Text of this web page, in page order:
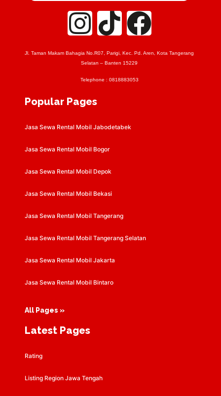
Jl. Taman Makam Bahagia No.R07, Parigi, Kec. Pd. Aren, Kota Tangerang
Selatan – Banten 15229
Telephone : 0818883053
Popular Pages
Jasa Sewa Rental Mobil Jabodetabek
Jasa Sewa Rental Mobil Bogor
Jasa Sewa Rental Mobil Depok
Jasa Sewa Rental Mobil Bekasi
Jasa Sewa Rental Mobil Tangerang
Jasa Sewa Rental Mobil Tangerang Selatan
Jasa Sewa Rental Mobil Jakarta
Jasa Sewa Rental Mobil Bintaro
All Pages »
Latest Pages
Rating
Listing Region Jawa Tengah